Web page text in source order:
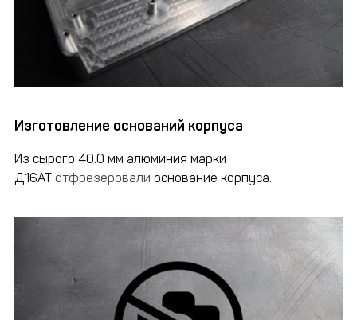
Изготовление оснований корпуса
Из сырого 40.0 мм алюминия марки
Д16АТ отфрезеровали основание корпуса.